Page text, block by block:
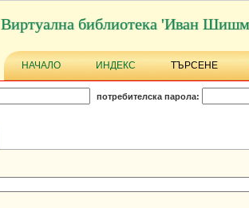
Виртуална библиотека 'Иван
НАЧАЛО ИНДЕКС ТЪРСЕНЕ
потребителска парола: